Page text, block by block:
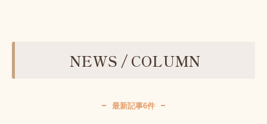
NEWS / COLUMN
最新記事6件